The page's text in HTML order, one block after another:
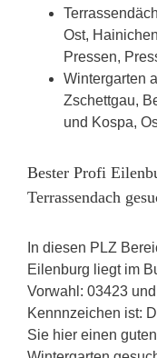
Ost,
Pressen,
Wintergarten
Zschettgau,
und Kospa,
Bester Profi
Terrassendach
In diesen PLZ
Eilenburg liegt im
Vorwahl: 03423
Kennnzeichen ist:
Sie hier einen